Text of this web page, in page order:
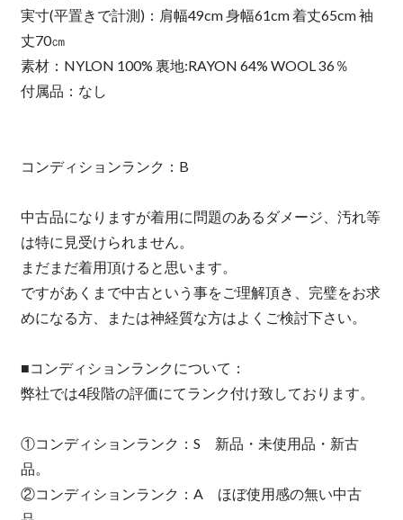
実寸(平置きで計測)：肩幅49cm 身幅61cm 着丈65cm 袖
丈70㎝
素材：NYLON 100% 裏地:RAYON 64% WOOL 36％
付属品：なし
コンディションランク：B
中古品になりますが着用に問題のあるダメージ、汚れ等
は特に見受けられません。
まだまだ着用頂けると思います。
ですがあくまで中古という事をご理解頂き、完璧をお求
めになる方、または神経質な方はよくご検討下さい。
■コンディションランクについて：
弊社では4段階の評価にてランク付け致しております。
①コンディションランク：S 新品・未使用品・新古
品。
②コンディションランク：A ほぼ使用感の無い中古